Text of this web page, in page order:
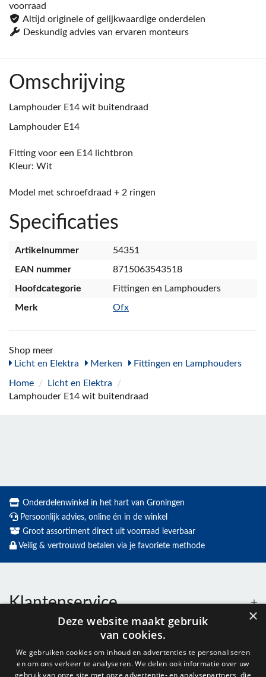
voorraad
Altijd originele of gelijkwaardige onderdelen
Deskundig advies van ervaren monteurs
Omschrijving
Lamphouder E14 wit buitendraad
Lamphouder E14
Fitting voor een E14 lichtbron
Kleur: Wit
Model met schroefdraad + 2 ringen
Specificaties
Artikelnummer
54351
EAN nummer
8715063543518
Hoofdcategorie
Fittingen en Lamphouders
Merk
Ofx
Shop meer
Licht en Elektra
Merken Fittingen en Lamphouders
Home / Licht en Elektra
/
Lamphouder E14 wit buitendraad
Onderdelenwinkel in het hart van Groningen
Persoonlijk advies, online én in de winkel
Groot assortiment direct uit voorraad leverbaar
Veilig & vertrouwd betalen via je favoriete methode
Klantenservice
×
Deze website maakt gebruik
van cookies.
We gebruiken cookies om inhoud en advertenties te personaliseren
en om ons verkeer te analyseren. We delen ook informatie over uw
gebruik van onze site met onze advertentie- en analysepartners, die